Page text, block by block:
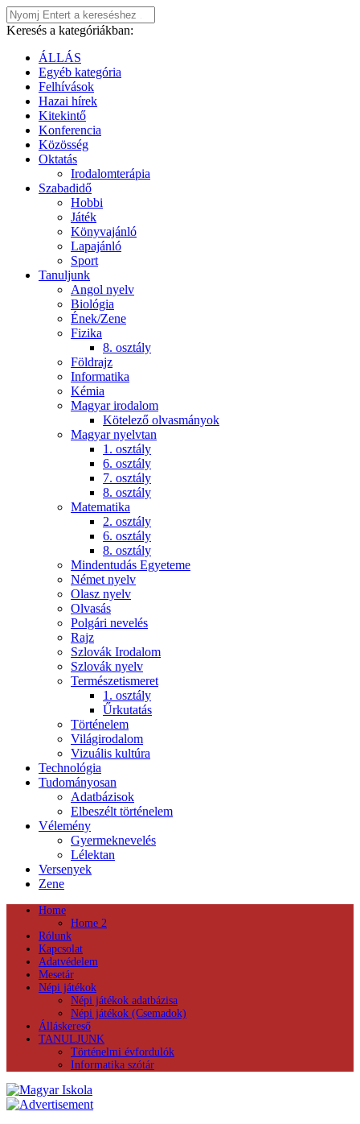
Keresés a kategóriákban:
ÁLLÁS
Egyéb kategória
Felhívások
Hazai hírek
Kitekintő
Konferencia
Közösség
Oktatás
Irodalomterápia
Szabadidő
Hobbi
Játék
Könyvajánló
Lapajánló
Sport
Tanuljunk
Angol nyelv
Biológia
Ének/Zene
Fizika
8. osztály
Földrajz
Informatika
Kémia
Magyar irodalom
Kötelező olvasmányok
Magyar nyelvtan
1. osztály
6. osztály
7. osztály
8. osztály
Matematika
2. osztály
6. osztály
8. osztály
Mindentudás Egyeteme
Német nyelv
Olasz nyelv
Olvasás
Polgári nevelés
Rajz
Szlovák Irodalom
Szlovák nyelv
Természetismeret
1. osztály
Űrkutatás
Történelem
Világirodalom
Vizuális kultúra
Technológia
Tudományosan
Adatbázisok
Elbeszélt történelem
Vélemény
Gyermeknevelés
Lélektan
Versenyek
Zene
Home
Home 2
Rólunk
Kapcsolat
Adatvédelem
Mesetár
Népi játékok
Népi játékok adatbázisa
Népi játékok (Csemadok)
Álláskereső
TANULJUNK
Történelmi évfordulók
Informatika szótár